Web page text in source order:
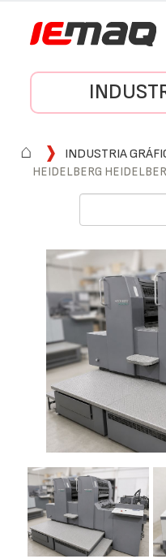
⌂ INDUSTRIA
HEIDELBERG